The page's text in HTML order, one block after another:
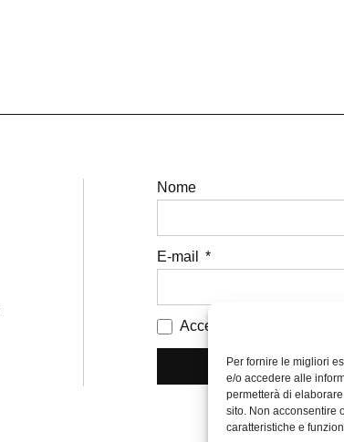
Per fornire le migliori
e/o accedere alle
permetterà di
sito. Non acconsentire
caratteristiche e
Nome
E-mail
Accetto i termini e le
Iscriviti